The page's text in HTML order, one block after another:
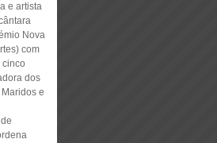
e artista
Nova
com
dos
e